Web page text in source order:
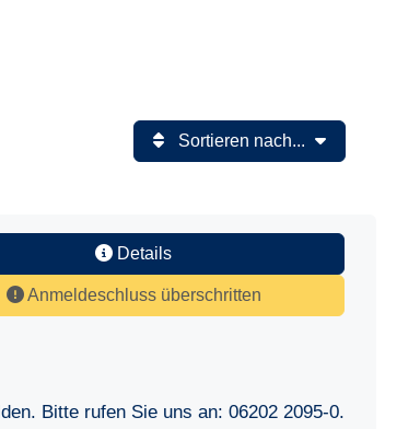
Sortieren nach...
Details
Anmeldeschluss überschritten
Bitte rufen Sie uns an: 06202 2095-0.